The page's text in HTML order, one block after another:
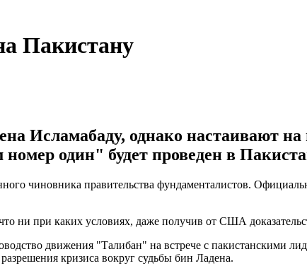
Пакистану
Исламабаду, однако настаивают
один" будет проведен в
чиновника правительства фундаменталистов.
ни при каких условиях, даже получив от США
движения "Талибан" на встрече с пакистанскими
кризиса вокруг судьбы бин Ладена.